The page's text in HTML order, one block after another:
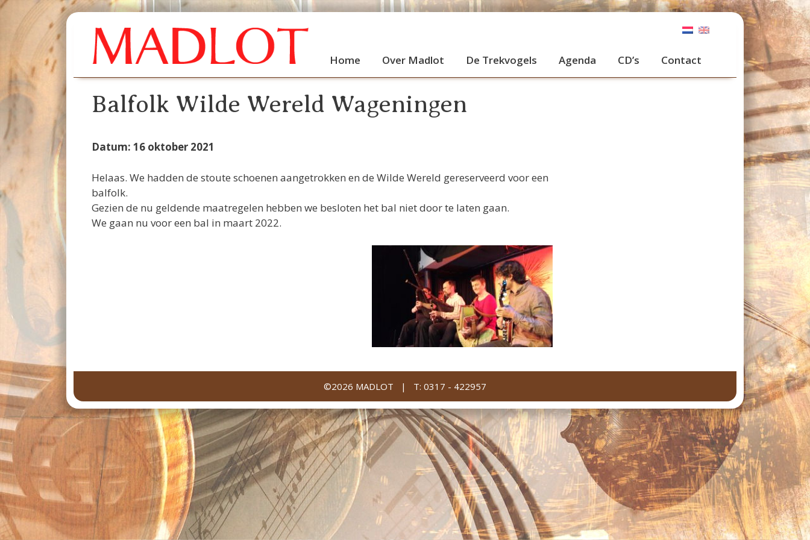
naar
Home Over Madlot De Trekvogels Agenda CD’s Contact
Balfolk Wilde Wereld Wageningen
Datum: 16 oktober 2021
Helaas. We hadden de stoute schoenen aangetrokken en de Wilde Wereld gereserveerd voor een
balfolk.
Gezien de nu geldende maatregelen hebben we besloten het bal niet door te laten gaan.
We gaan nu voor een bal in maart 2022.
©2026 MADLOT | T: 0317 - 422957